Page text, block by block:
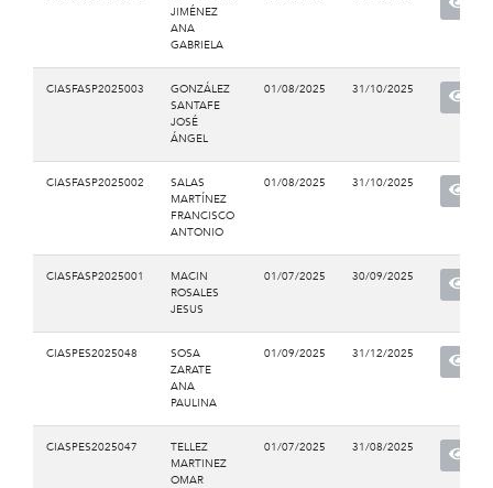
JIMÉNEZ
ANA
GABRIELA
CIASFASP2025003
GONZÁLEZ
SANTAFE
JOSÉ
ÁNGEL
01/08/2025 31/10/2025
CIASFASP2025002
SALAS
MARTÍNEZ
FRANCISCO
ANTONIO
01/08/2025 31/10/2025
CIASFASP2025001
MACIN
ROSALES
JESUS
01/07/2025 30/09/2025
CIASPES2025048
SOSA
ZARATE
ANA
PAULINA
01/09/2025 31/12/2025
CIASPES2025047
TELLEZ
MARTINEZ
OMAR
01/07/2025 31/08/2025